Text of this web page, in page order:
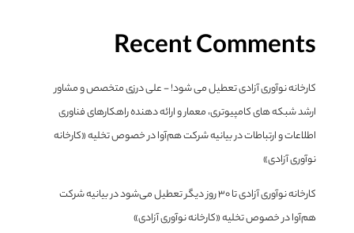
Recent Comments
کارخانه نوآوری آزادی تعطیل می شود! - علی درزی متخصص و مشاور
ارشد شبکه های کامپیوتری، معمار و ارائه دهنده راهکارهای فناوری
اطلاعات و ارتباطاتدربیانیه شرکت هم‌آوا در خصوص تخلیه «کارخانه
نوآوری آزادی»
کارخانه نوآوری آزادی تا ۳۰ روز دیگر تعطیل می‌شود دربیانیه شرکت
هم‌آوا در خصوص تخلیه «کارخانه نوآوری آزادی»